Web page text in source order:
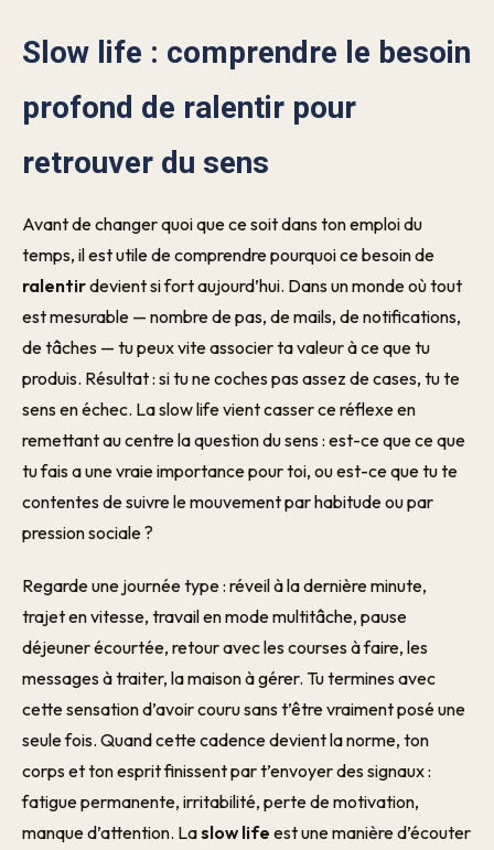
Slow life : comprendre le besoin
profond de ralentir pour
retrouver du sens
Avant de changer quoi que ce soit dans ton emploi du
temps, il est utile de comprendre pourquoi ce besoin de
ralentirdevient si fort aujourd’hui. Dans un monde où tout
est mesurable — nombre de pas, de mails, de notifications,
de tâches — tu peux vite associer ta valeur à ce que tu
produis. Résultat : si tu ne coches pas assez de cases, tu te
sens en échec. La slow life vient casser ce réflexe en
remettant au centre la question du sens : est-ce que ce que
tu fais a une vraie importance pour toi, ou est-ce que tu te
contentes de suivre le mouvement par habitude ou par
pression sociale ?
Regarde une journée type : réveil à la dernière minute,
trajet en vitesse, travail en mode multitâche, pause
déjeuner écourtée, retour avec les courses à faire, les
messages à traiter, la maison à gérer. Tu termines avec
cette sensation d’avoir couru sans t’être vraiment posé une
seule fois. Quand cette cadence devient la norme, ton
corps et ton esprit finissent par t’envoyer des signaux :
fatigue permanente, irritabilité, perte de motivation,
manque d’attention. Laslow life est une manière d’écouter